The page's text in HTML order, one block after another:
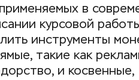
в
курсовой
инструменты
такие как
и косвенные,